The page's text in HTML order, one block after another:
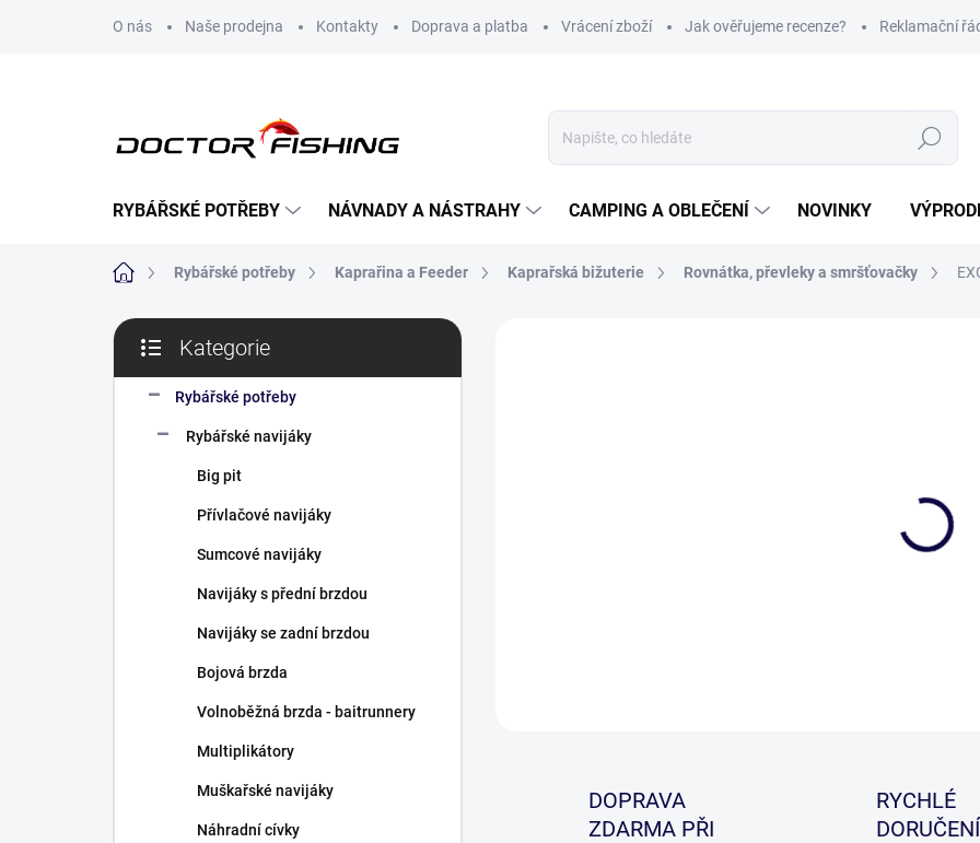
O nás Naše prodejna Kontakty Doprava a platba Vrácení zboží Jak ověřujeme recenze? Reklamační
Hledat
RYBÁŘSKÉ POTŘEBY NÁVNADY A NÁSTRAHY CAMPING A OBLEČENÍ NOVINKY
Domů Rybářské potřeby Kaprařina a Feeder Kaprařská bižuterie Rovnátka, převleky a smršťovačky
P
s
kategorie
Kategorie
Rybářské potřeby
Rybářské navijáky
Big pit
Přívlačové navijáky
Sumcové navijáky
Navijáky s přední brzdou
Navijáky se zadní brzdou
Bojová brzda
Volnoběžná brzda - baitrunnery
Multiplikátory
Muškařské navijáky
Náhradní cívky
DOPRAVA
ZDARMA PŘI
RYCHLÉ
DORUČENÍ